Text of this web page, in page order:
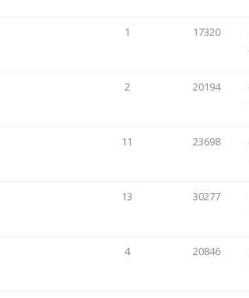
1 17320
2 20194
11 23698
13 30277
4 20846